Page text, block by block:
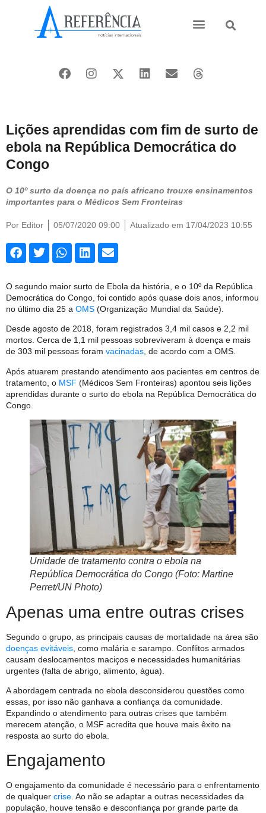
Lições aprendidas com fim de surto de
ebola na República Democrática do
Congo
O 10º surto da doença no país africano trouxe ensinamentos
importantes para o Médicos Sem Fronteiras
Por Editor 05/07/2020 09:00 Atualizado em 17/04/2023 10:55
O segundo maior surto de Ebola da história, e o 10º da República
Democrática do Congo, foi contido após quase dois anos, informou
no último dia 25 a OMS (Organização Mundial da Saúde).
Desde agosto de 2018, foram registrados 3,4 mil casos e 2,2 mil
mortos. Cerca de 1,1 mil pessoas sobreviveram à doença e mais
de 303 mil pessoas foram vacinadas, de acordo com a OMS.
Após atuarem prestando atendimento aos pacientes em centros de
tratamento, o MSF (Médicos Sem Fronteiras) apontou seis lições
aprendidas durante o surto do ebola na República Democrática do
Congo.
Unidade de tratamento contra o ebola na
República Democrática do Congo (Foto: Martine
Perret/UN Photo)
Apenas uma entre outras crises
Segundo o grupo, as principais causas de mortalidade na área são
doenças evitáveis , como malária e sarampo. Conflitos armados
causam deslocamentos maciços e necessidades humanitárias
urgentes (falta de abrigo, alimento, água).
A abordagem centrada no ebola desconsiderou questões como
essas, por isso não ganhava a confiança da comunidade.
Expandindo o atendimento para outras crises que também
merecem atenção, o MSF acredita que houve mais êxito na
resposta ao surto do ebola.
Engajamento
O engajamento da comunidade é necessário para o enfrentamento
de qualquer crise . Ao não se adaptar a outras necessidades da
população, houve tensão e desconfiança por grande parte da